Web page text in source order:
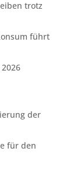
trotz
führt
der
für den